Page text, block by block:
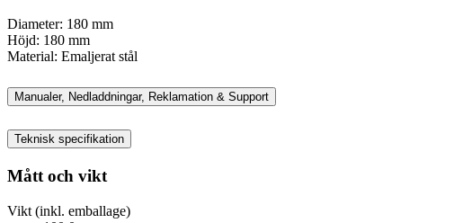
Diameter: 180 mm
Höjd: 180 mm
Material: Emaljerat stål
Manualer, Nedladdningar, Reklamation & Support
Teknisk specifikation
Mått och vikt
Vikt (inkl. emballage)